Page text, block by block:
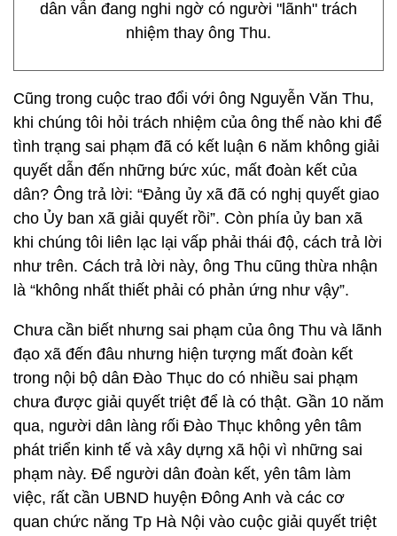
dân vẫn đang nghi ngờ có người "lãnh" trách
nhiệm thay ông Thu.
Cũng trong cuộc trao đổi với ông Nguyễn Văn Thu,
khi chúng tôi hỏi trách nhiệm của ông thế nào khi để
tình trạng sai phạm đã có kết luận 6 năm không giải
quyết dẫn đến những bức xúc, mất đoàn kết của
dân? Ông trả lời: “Đảng ủy xã đã có nghị quyết giao
cho Ủy ban xã giải quyết rồi”. Còn phía ủy ban xã
khi chúng tôi liên lạc lại vấp phải thái độ, cách trả lời
như trên. Cách trả lời này, ông Thu cũng thừa nhận
là “không nhất thiết phải có phản ứng như vậy”.
Chưa cần biết nhưng sai phạm của ông Thu và lãnh
đạo xã đến đâu nhưng hiện tượng mất đoàn kết
trong nội bộ dân Đào Thục do có nhiều sai phạm
chưa được giải quyết triệt để là có thật. Gần 10 năm
qua, người dân làng rối Đào Thục không yên tâm
phát triển kinh tế và xây dựng xã hội vì những sai
phạm này. Để người dân đoàn kết, yên tâm làm
việc, rất cần UBND huyện Đông Anh và các cơ
quan chức năng Tp Hà Nội vào cuộc giải quyết triệt